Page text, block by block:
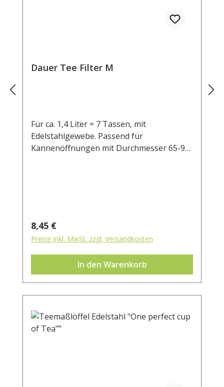
Dauer Tee Filter M
Für ca. 1,4 Liter = 7 Tassen, mit
Edelstahlgewebe. Passend für
Kannenöffnungen mit Durchmesser 65-95
Regulärer Preis:
8,45 €
Preise inkl. MwSt. zzgl. Versandkosten
In den Warenkorb